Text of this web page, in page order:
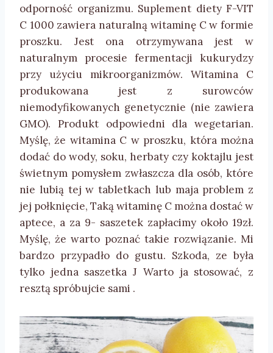
odporność organizmu. Suplement diety F-VIT
C 1000 zawiera naturalną witaminę C w formie
proszku. Jest ona otrzymywana jest w
naturalnym procesie fermentacji kukurydzy
przy użyciu mikroorganizmów. Witamina C
produkowana jest z surowców
niemodyfikowanych genetycznie (nie zawiera
GMO). Produkt odpowiedni dla wegetarian.
Myślę, że witamina C w proszku, która można
dodać do wody, soku, herbaty czy koktajlu jest
świetnym pomysłem zwłaszcza dla osób, które
nie lubią tej w tabletkach lub maja problem z
jej połknięcie, Taką witaminę C można dostać w
aptece, a za 9- saszetek zapłacimy około 19zł.
Myślę, że warto poznać takie rozwiązanie. Mi
bardzo przypadło do gustu. Szkoda, ze była
tylko jedna saszetka J Warto ja stosować, z
resztą spróbujcie sami .